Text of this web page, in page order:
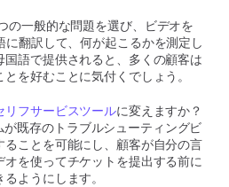
の一般的な問題を選び、ビデオを
に翻訳して、何が起こるかを測定し
国語で提供されると、多くの顧客は
を好むことに気付くでしょう。
リフサービスツールに変えますか？
既存のトラブルシューティングビ
ことを可能にし、顧客が自分の言
を使ってチケットを提出する前に
ようにします。